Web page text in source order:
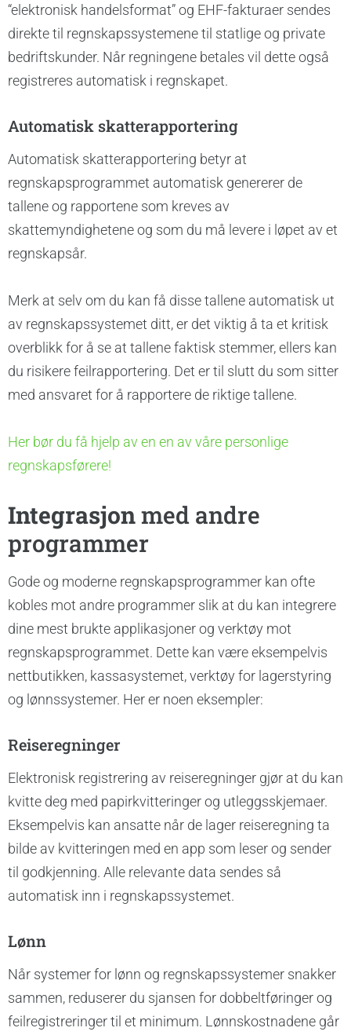
“elektronisk handelsformat” og EHF-fakturaer sendes
direkte til regnskapssystemene til statlige og private
bedriftskunder. Når regningene betales vil dette også
registreres automatisk i regnskapet.
Automatisk skatterapportering
Automatisk skatterapportering betyr at
regnskapsprogrammet automatisk genererer de
tallene og rapportene som kreves av
skattemyndighetene og som du må levere i løpet av et
regnskapsår.
Merk at selv om du kan få disse tallene automatisk ut
av regnskapssystemet ditt, er det viktig å ta et kritisk
overblikk for å se at tallene faktisk stemmer, ellers kan
du risikere feilrapportering. Det er til slutt du som sitter
med ansvaret for å rapportere de riktige tallene.
Her bør du få hjelp av en en av våre personlige
regnskapsførere!
Integrasjonmed andre
programmer
Gode og moderne regnskapsprogrammer kan ofte
kobles mot andre programmer slik at du kan integrere
dine mest brukte applikasjoner og verktøy mot
regnskapsprogrammet. Dette kan være eksempelvis
nettbutikken, kassasystemet, verktøy for lagerstyring
og lønnssystemer. Her er noen eksempler:
Reiseregninger
Elektronisk registrering av reiseregninger gjør at du kan
kvitte deg med papirkvitteringer og utleggsskjemaer.
Eksempelvis kan ansatte når de lager reiseregning ta
bilde av kvitteringen med en app som leser og sender
til godkjenning. Alle relevante data sendes så
automatisk inn i regnskapssystemet.
Lønn
Når systemer for lønn og regnskapssystemer snakker
sammen, reduserer du sjansen for dobbeltføringer og
feilregistreringer til et minimum. Lønnskostnadene går